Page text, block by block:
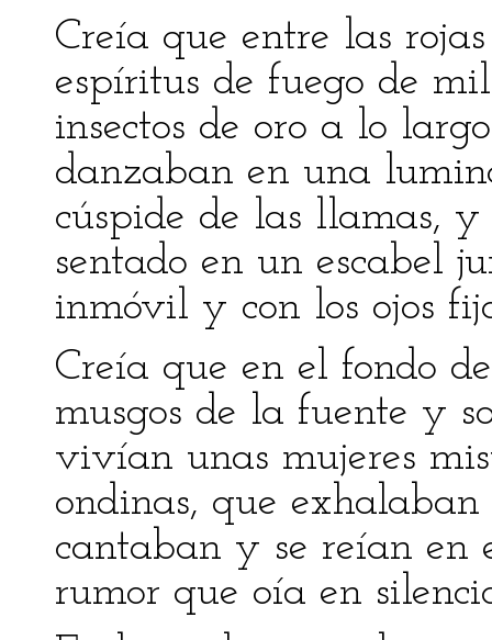
Creía que entre las
espíritus de fuego de
insectos de oro a lo
danzaban en una
cúspide de las llamas,
sentado en un escabel
inmóvil y con los ojos
Creía que en el fondo
musgos de la fuente y
vivían unas mujeres
ondinas, que
cantaban y se reían en
rumor que oía en